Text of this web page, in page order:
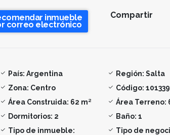
inmueble
correo electrónico
Compartir
País: Argentina Región: Salta
Zona: Centro Código:
Área Construida: 62 m² Área Terreno:
Dormitorios: 2 Baño: 1
Tipo de inmueble:
Tipo de